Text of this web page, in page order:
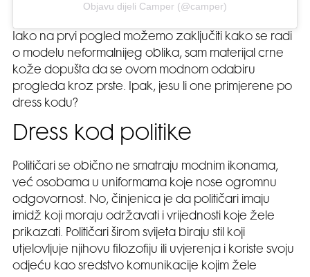
Objavu dijeli Camper (@camper)
Iako na prvi pogled možemo zaključiti kako se radi
o modelu neformalnijeg oblika, sam materijal crne
kože dopušta da se ovom modnom odabiru
progleda kroz prste. Ipak, jesu li one primjerene po
dress kodu?
Dress kod politike
Političari se obično ne smatraju modnim ikonama,
već osobama u uniformama koje nose ogromnu
odgovornost. No, činjenica je da političari imaju
imidž koji moraju održavati i vrijednosti koje žele
prikazati. Političari širom svijeta biraju stil koji
utjelovljuje njihovu filozofiju ili uvjerenja i koriste svoju
odjeću kao sredstvo komunikacije kojim žele